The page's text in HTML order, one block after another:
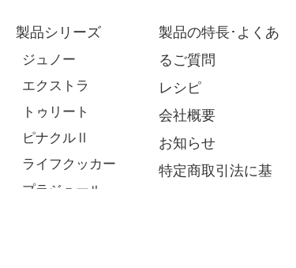
製品シリーズ
ジュノー
エクストラ
トゥリート
ピナクルⅡ
ライフクッカー
プラジュール
製品の特長･よくあ
るご質問
レシピ
会社概要
お知らせ
特定商取引法に基